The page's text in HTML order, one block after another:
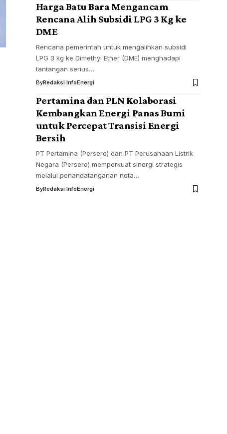
Harga Batu Bara Mengancam
Rencana Alih Subsidi LPG 3 Kg ke
DME
Rencana pemerintah untuk mengalihkan subsidi
LPG 3 kg ke Dimethyl Ether (DME) menghadapi
tantangan serius…
ByRedaksi InfoEnergi
Pertamina dan PLN Kolaborasi
Kembangkan Energi Panas Bumi
untuk Percepat Transisi Energi
Bersih
PT Pertamina (Persero) dan PT Perusahaan Listrik
Negara (Persero) memperkuat sinergi strategis
melalui penandatanganan nota…
ByRedaksi InfoEnergi